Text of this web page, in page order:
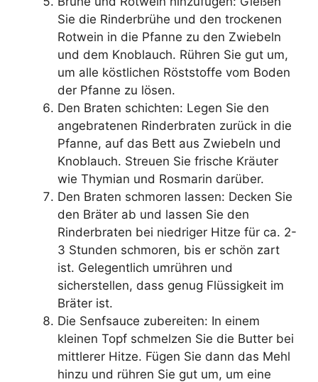
Sie die Rinderbrühe und den trockenen
Rotwein in die Pfanne zu den Zwiebeln
und dem Knoblauch. Rühren Sie gut um,
um alle köstlichen Röststoffe vom Boden
der Pfanne zu lösen.
Den Braten schichten: Legen Sie den
angebratenen Rinderbraten zurück in die
Pfanne, auf das Bett aus Zwiebeln und
Knoblauch. Streuen Sie frische Kräuter
wie Thymian und Rosmarin darüber.
Den Braten schmoren lassen: Decken Sie
den Bräter ab und lassen Sie den
Rinderbraten bei niedriger Hitze für ca. 2-
3 Stunden schmoren, bis er schön zart
ist. Gelegentlich umrühren und
sicherstellen, dass genug Flüssigkeit im
Bräter ist.
Die Senfsauce zubereiten: In einem
kleinen Topf schmelzen Sie die Butter bei
mittlerer Hitze. Fügen Sie dann das Mehl
hinzu und rühren Sie gut um, um eine